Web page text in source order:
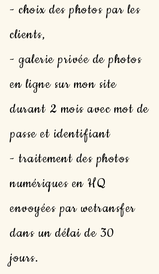
- choix des photos par les
clients,
- galerie privée de photos
en ligne sur mon site
durant 2 mois avec mot de
passe et identifiant
- traitement des photos
numériques en HQ
envoyées par wetransfer
dans un délai de 30
jours.